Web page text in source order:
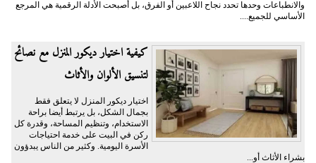
والانطباعات وحدها تحدد نجاح اللاعبين أو الفرق، بل أصبحت الأدلة الرقمية هي المرجع
الأساسي للجميع....
كيفية اختيار ديكور المنزل مع نصائح
لتنسيق الألوان والأثاث
اختيار ديكور المنزل لا يتعلق فقط
بجمال الشكل، بل يرتبط أيضا براحة
الاستخدام، وتنظيم المساحة، وقدرة كل
ركن في البيت على خدمة احتياجات
الأسرة اليومية. وكثير من الناس يبدؤون
بشراء الأثاث أو...